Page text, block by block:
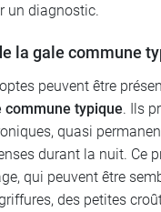
un diagnostic.
la gale commune
peuvent être
commune typique. Ils
quasi
durant la nuit. Ce
qui peuvent être
des petites